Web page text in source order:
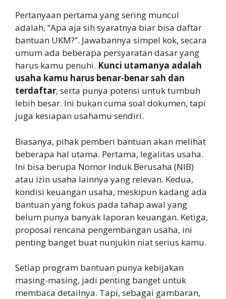
Pertanyaan pertama yang sering muncul
adalah, “Apa aja sih syaratnya biar bisa daftar
bantuan UKM?”. Jawabannya simpel kok, secara
umum ada beberapa persyaratan dasar yang
harus kamu penuhi. Kunci utamanya adalah
usaha kamu harus benar-benar sah dan
terdaftar, serta punya potensi untuk tumbuh
lebih besar. Ini bukan cuma soal dokumen, tapi
juga kesiapan usahamu sendiri.
Biasanya, pihak pemberi bantuan akan melihat
beberapa hal utama. Pertama, legalitas usaha.
Ini bisa berupa Nomor Induk Berusaha (NIB)
atau izin usaha lainnya yang relevan. Kedua,
kondisi keuangan usaha, meskipun kadang ada
bantuan yang fokus pada tahap awal yang
belum punya banyak laporan keuangan. Ketiga,
proposal rencana pengembangan usaha, ini
penting banget buat nunjukin niat serius kamu.
Setiap program bantuan punya kebijakan
masing-masing, jadi penting banget untuk
membaca detailnya. Tapi, sebagai gambaran,